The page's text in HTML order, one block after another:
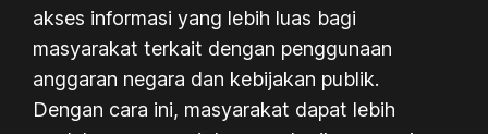
akses informasi yang lebih luas bagi
masyarakat terkait dengan penggunaan
anggaran negara dan kebijakan publik.
Dengan cara ini, masyarakat dapat lebih